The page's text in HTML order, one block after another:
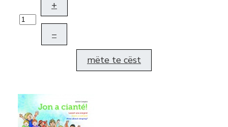
+
–
mëte te cëst